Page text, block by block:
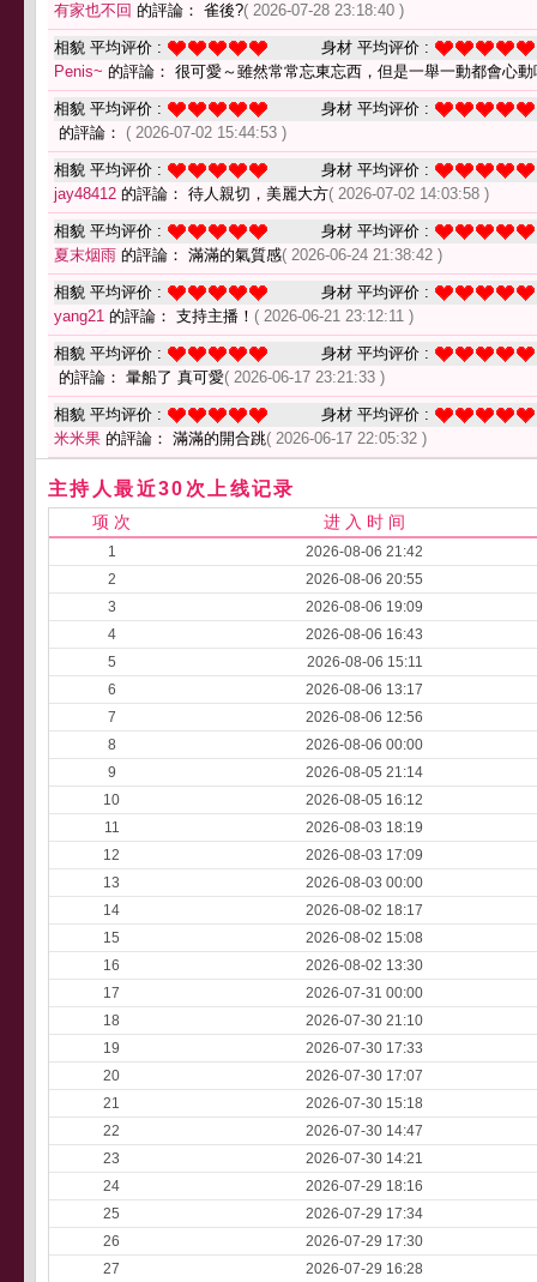
有家也不回 的評論： 雀後?( 2026-07-28 23:18:40 )
相貌 平均评价 :
身材 平均评价 :
Penis~ 的評論： 很可愛～雖然常常忘東忘西，但是一舉一動都會心動
相貌 平均评价 :
身材 平均评价 :
的評論： ( 2026-07-02 15:44:53 )
相貌 平均评价 :
身材 平均评价 :
jay48412 的評論： 待人親切，美麗大方( 2026-07-02 14:03:58 )
相貌 平均评价 :
身材 平均评价 :
夏末烟雨 的評論： 滿滿的氣質感( 2026-06-24 21:38:42 )
相貌 平均评价 :
身材 平均评价 :
yang21 的評論： 支持主播！ ( 2026-06-21 23:12:11 )
相貌 平均评价 :
身材 平均评价 :
的評論： 暈船了 真可愛( 2026-06-17 23:21:33 )
相貌 平均评价 :
身材 平均评价 :
米米果 的評論： 滿滿的開合跳( 2026-06-17 22:05:32 )
主持人最近30次上线记录
项 次 进 入 时 间
1
2026-08-06 21:42
2
2026-08-06 20:55
3
2026-08-06 19:09
4
2026-08-06 16:43
5
2026-08-06 15:11
6
2026-08-06 13:17
7
2026-08-06 12:56
8
2026-08-06 00:00
9
2026-08-05 21:14
10
2026-08-05 16:12
11
2026-08-03 18:19
12
2026-08-03 17:09
13
2026-08-03 00:00
14
2026-08-02 18:17
15
2026-08-02 15:08
16
2026-08-02 13:30
17
2026-07-31 00:00
18
2026-07-30 21:10
19
2026-07-30 17:33
20
2026-07-30 17:07
21
2026-07-30 15:18
22
2026-07-30 14:47
23
2026-07-30 14:21
24
2026-07-29 18:16
25
2026-07-29 17:34
26
2026-07-29 17:30
27
2026-07-29 16:28